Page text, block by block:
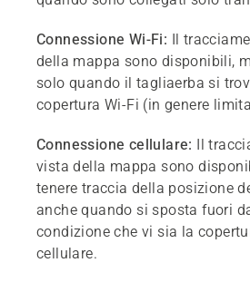
Connessione Wi-Fi: Il
della mappa sono disponibili,
solo quando il tagliaerba si
copertura Wi-Fi (in genere
Connessione cellulare: Il
vista della mappa sono
tenere traccia della posizione
anche quando si sposta fuori
condizione che vi sia la
cellulare.